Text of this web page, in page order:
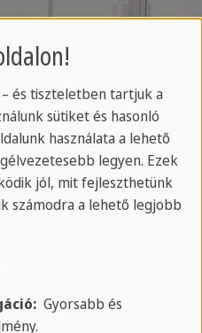
és tiszteletben tartjuk a
sütiket és hasonló
használata a lehető
legyen. Ezek
jól, mit fejleszthetünk
számodra a lehető legjobb
Gyorsabb és